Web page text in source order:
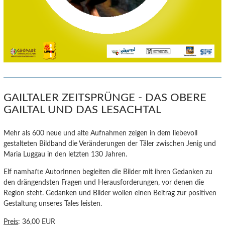
GAILTALER ZEITSPRÜNGE - DAS OBERE
GAILTAL UND DAS LESACHTAL
Mehr als 600 neue und alte Aufnahmen zeigen in dem liebevoll
gestalteten Bildband die Veränderungen der Täler zwischen Jenig und
Maria Luggau in den letzten 130 Jahren.
Elf namhafte AutorInnen begleiten die Bilder mit ihren Gedanken zu
den drängendsten Fragen und Herausforderungen, vor denen die
Region steht. Gedanken und Bilder wollen einen Beitrag zur positiven
Gestaltung unseres Tales leisten.
Preis: 36,00 EUR